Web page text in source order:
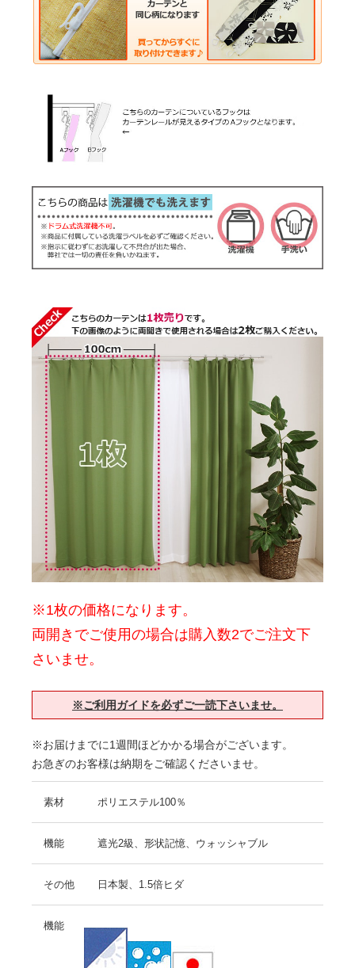
※1枚の価格になります。
両開きでご使用の場合は購入数2でご注文下
さいませ。
※ご利用ガイドを必ずご一読下さいませ。
※お届けまでに1週間ほどかかる場合がございます。
お急ぎのお客様は納期をご確認くださいませ。
素材 ポリエステル100％
機能 遮光2級、形状記憶、ウォッシャブル
その他 日本製、1.5倍ヒダ
機能